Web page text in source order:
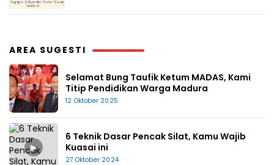
AREA SUGESTI
Selamat Bung Taufik Ketum MADAS, Kami
Titip Pendidikan Warga Madura
12 Oktober 2025
▶
6 Teknik Dasar Pencak Silat, Kamu Wajib
Kuasai ini
27 Oktober 2024